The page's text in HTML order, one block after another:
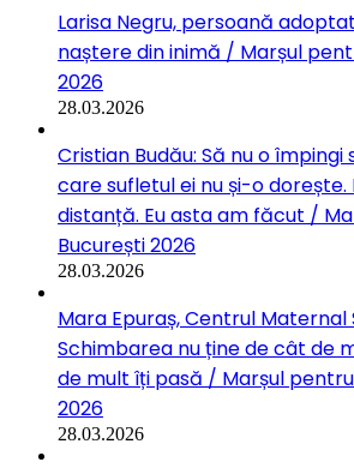
Larisa Negru, persoană
naștere din inimă / Marșul
2026
28.03.2026
Cristian Budău: Să nu o
care sufletul ei nu și-o dorește.
distanță. Eu asta am făcut /
București 2026
28.03.2026
Mara Epuraș, Centrul Maternal
Schimbarea nu ține de cât de
de mult îți pasă / Marșul
2026
28.03.2026